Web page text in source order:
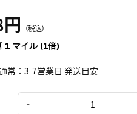
（税込）
1 マイル (1倍)
常：3-7営業日 発送目安